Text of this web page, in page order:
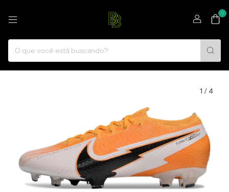
0
1 /4